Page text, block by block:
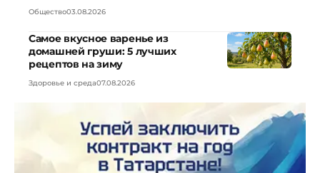
Общество03.08.2026
Самое вкусное варенье из
домашней груши: 5 лучших
рецептов на зиму
Здоровье и среда07.08.2026